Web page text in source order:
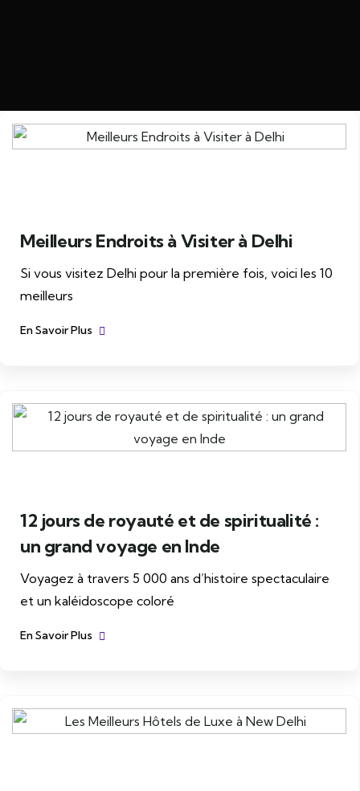
Meilleurs Endroits à Visiter à Delhi
Si vous visitez Delhi pour la première fois, voici les 10
meilleurs
En Savoir Plus
12 jours de royauté et de spiritualité :
un grand voyage en Inde
Voyagez à travers 5 000 ans d’histoire spectaculaire
et un kaléidoscope coloré
En Savoir Plus